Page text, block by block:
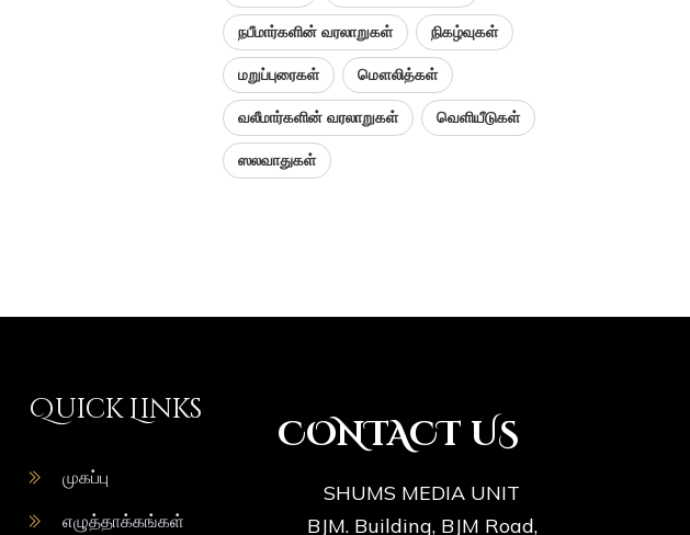
நபீமார்களின் வரலாறுகள் நிகழ்வுகள்
மறுப்புரைகள் மௌலித்கள்
வலீமார்களின் வரலாறுகள் வெளியீடுகள்
ஸலவாதுகள்
Quick Links
முகப்பு
எழுத்தாக்கங்கள்
CONTACT US
SHUMS MEDIA UNIT
BJM. Building, BJM Road,